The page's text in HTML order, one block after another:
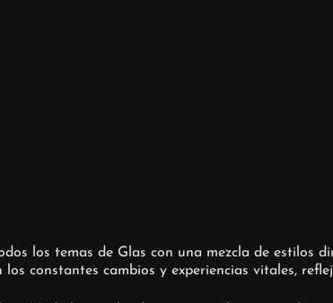
los temas de Glas con una mezcla de estilos
constantes cambios y experiencias vitales,